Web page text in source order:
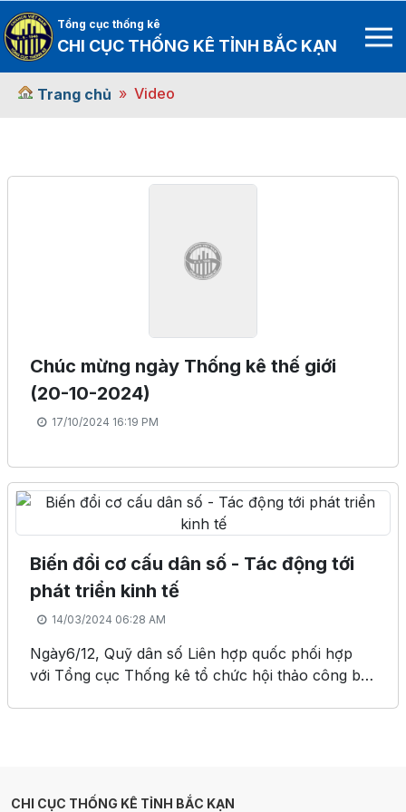
Tổng cục thống kê
CHI CỤC THỐNG KÊ TỈNH BẮC KẠN
Trang chủ Video
Chúc mừng ngày Thống kê thế giới
(20-10-2024)
17/10/2024 16:19 PM
Biến đổi cơ cấu dân số - Tác động tới
phát triển kinh tế
14/03/2024 06:28 AM
Ngày6/12, Quỹ dân số Liên hợp quốc phối hợp
với Tổng cục Thống kê tổ chức hội thảo công bố
CHI CỤC THỐNG KÊ TỈNH BẮC KẠN